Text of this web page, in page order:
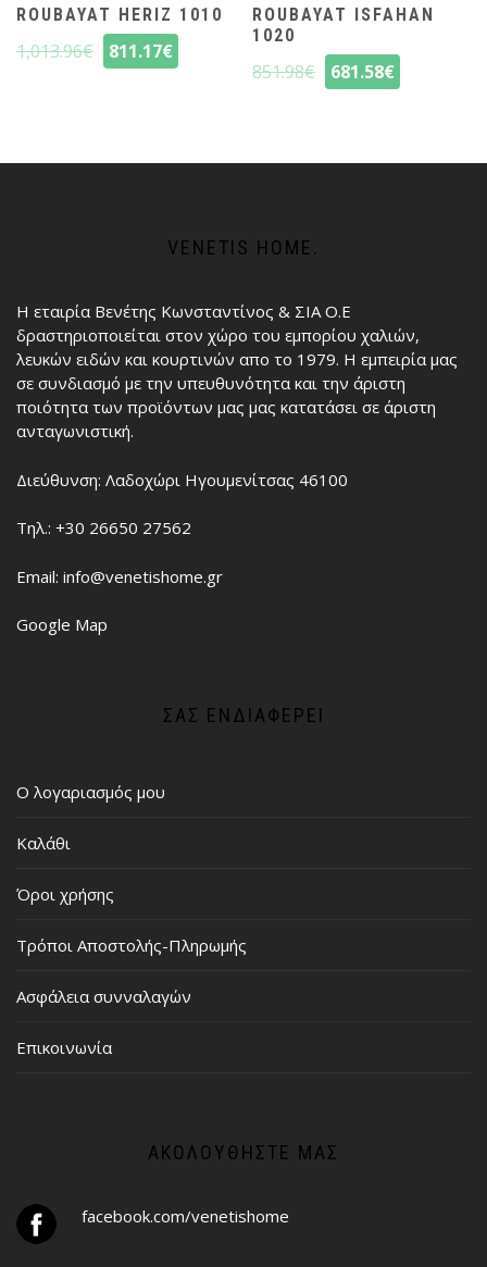
ROUBAYAT HERIZ 1010
1,013.96€ 811.17€
ROUBAYAT ISFAHAN
1020
851.98€ 681.58€
VENETIS HOME.
Η εταιρία Βενέτης Κωνσταντίνος & ΣΙΑ Ο.Ε
δραστηριοποιείται στον χώρο του εμπορίου χαλιών,
λευκών ειδών και κουρτινών απο το 1979. Η εμπειρία μας
σε συνδιασμό με την υπευθυνότητα και την άριστη
ποιότητα των προϊόντων μας μας κατατάσει σε άριστη
ανταγωνιστική.
Διεύθυνση: Λαδοχώρι Ηγουμενίτσας 46100
Τηλ.: +30 26650 27562
Email: info@venetishome.gr
Google Map
ΣΑΣ ΕΝΔΙΑΦΈΡΕΙ
Ο λογαριασμός μου
Καλάθι
Όροι χρήσης
Τρόποι Αποστολής-Πληρωμής
Ασφάλεια συνναλαγών
Επικοινωνία
ΑΚΟΛΟΥΘΉΣΤΕ ΜΑΣ
facebook.com/venetishome